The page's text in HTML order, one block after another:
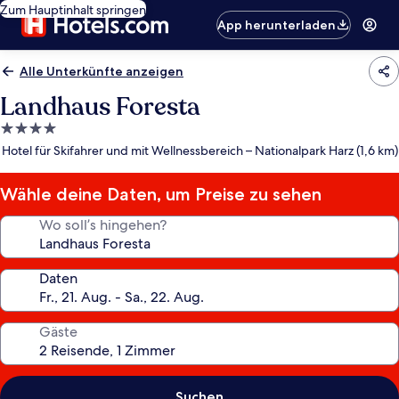
Zum Hauptinhalt springen
App herunterladen
Alle Unterkünfte anzeigen
Landhaus Foresta
4.0-
Sterne-
Hotel für Skifahrer und mit Wellnessbereich – Nationalpark Harz (1,6 km)
Wähle deine Daten, um Preise zu sehen
Wo soll’s hingehen?
Daten
Gäste